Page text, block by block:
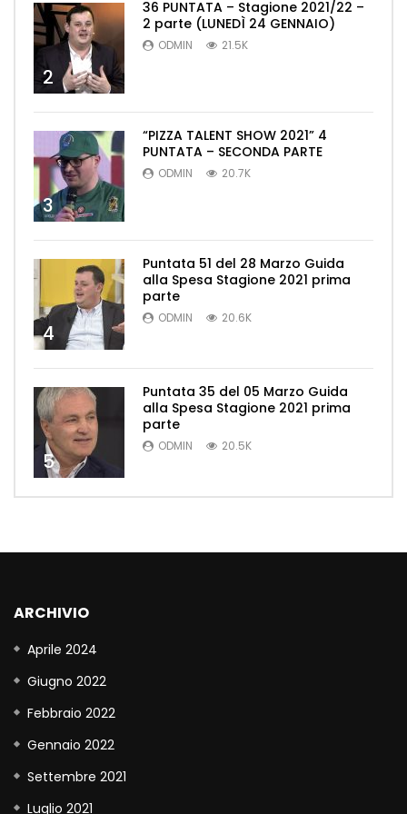
2
36 PUNTATA – Stagione 2021/22 –
2 parte (LUNEDÌ 24 GENNAIO)
ODMIN 21.5K
3
“PIZZA TALENT SHOW 2021” 4
PUNTATA – SECONDA PARTE
ODMIN 20.7K
4
Puntata 51 del 28 Marzo Guida
alla Spesa Stagione 2021 prima
parte
ODMIN 20.6K
5
Puntata 35 del 05 Marzo Guida
alla Spesa Stagione 2021 prima
parte
ODMIN 20.5K
ARCHIVIO
Aprile 2024
Giugno 2022
Febbraio 2022
Gennaio 2022
Settembre 2021
Luglio 2021